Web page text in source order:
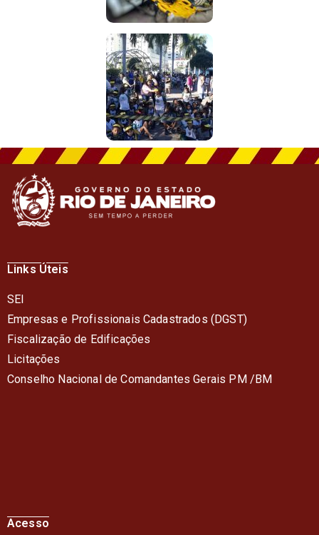
Links Úteis
SEI
Empresas e Profissionais Cadastrados (DGST)
Fiscalização de Edificações
Licitações
Conselho Nacional de Comandantes Gerais PM /BM
Acesso